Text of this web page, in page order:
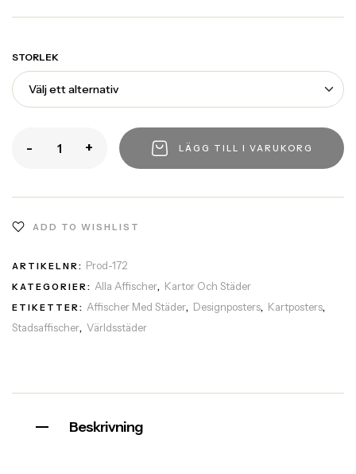
STORLEK
- + LÄGG TILL I VARUKORG
ADD TO WISHLIST
ARTIKELNR: Prod-172
KATEGORIER: Alla Affischer, Kartor Och Städer
ETIKETTER: Affischer Med Städer, Designposters, Kartposters,
Stadsaffischer, Världsstäder
Beskrivning